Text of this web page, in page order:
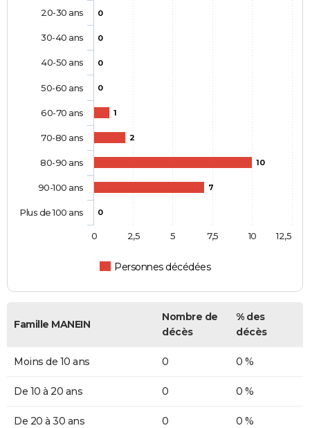
0
0
0
0
1
2
10
7
0
Personnes décédées
20-30 ans
30-40 ans
40-50 ans
50-60 ans
60-70 ans
70-80 ans
80-90 ans
90-100 ans
Plus de 100 ans
0 10
2,5 5 7,5 12,5
Famille MANEIN
Nombre de
décès
% des
décès
Moins de 10 ans 0 0 %
De 10 à 20 ans 0 0 %
De 20 à 30 ans 0 0 %